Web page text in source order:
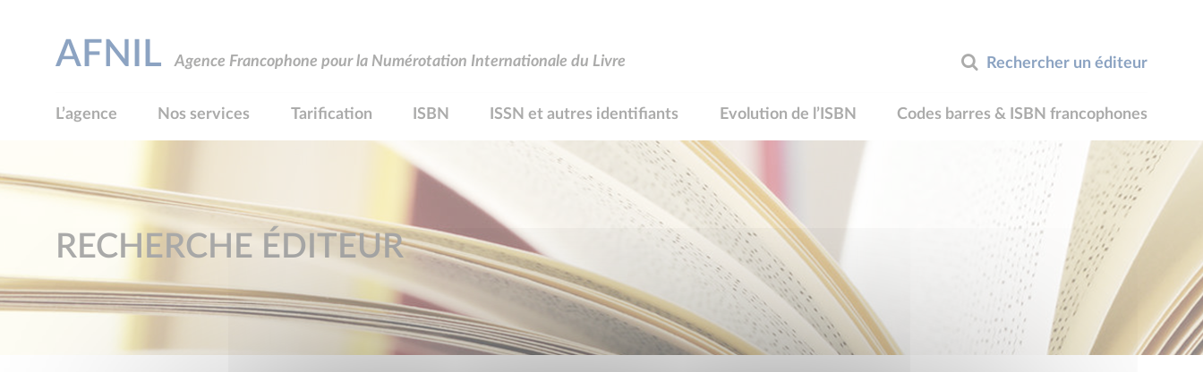
Rechercher un éditeur
AFNIL Agence Francophone pour la Numérotation Internationale du Livre
L’agence Nos services Tarification ISBN ISSN et autres identifiants Evolution de l’ISBN Codes barres & ISBN francophones
RECHERCHE ÉDITEUR